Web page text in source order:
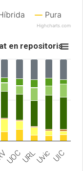
Pura
Highcharts.com
en repositoris
UOCURLUvic UIC